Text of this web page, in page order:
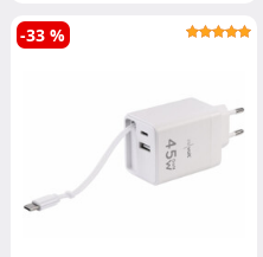
secteur
-33 %